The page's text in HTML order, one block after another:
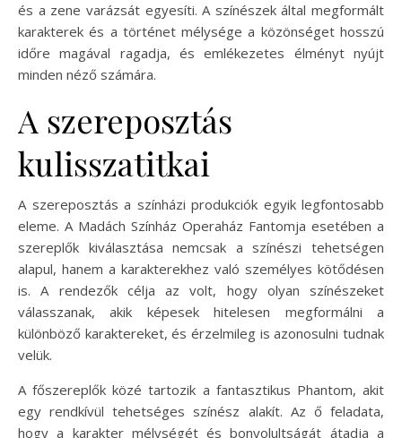
és a zene varázsát egyesíti. A színészek által megformált
karakterek és a történet mélysége a közönséget hosszú
időre magával ragadja, és emlékezetes élményt nyújt
minden néző számára.
A szereposztás
kulisszatitkai
A szereposztás a színházi produkciók egyik legfontosabb
eleme. A Madách Színház Operaház Fantomja esetében a
szereplők kiválasztása nemcsak a színészi tehetségen
alapul, hanem a karakterekhez való személyes kötődésen
is. A rendezők célja az volt, hogy olyan színészeket
válasszanak, akik képesek hitelesen megformálni a
különböző karaktereket, és érzelmileg is azonosulni tudnak
velük.
A főszereplők közé tartozik a fantasztikus Phantom, akit
egy rendkívül tehetséges színész alakít. Az ő feladata,
hogy a karakter mélységét és bonyolultságát átadja a